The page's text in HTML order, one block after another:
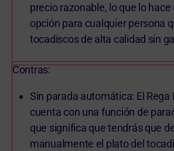
precio razonable, lo que lo
opción para cualquier persona
tocadiscos de alta calidad sin
Contras:
Sin parada automática: El Rega
cuenta con una función de
que significa que tendrás que
manualmente el plato del